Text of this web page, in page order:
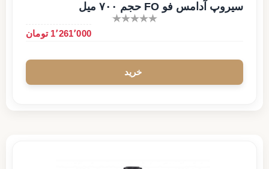
سیروپ آدامس فو FO حجم ۷۰۰ میل
1٬261٬000 تومان